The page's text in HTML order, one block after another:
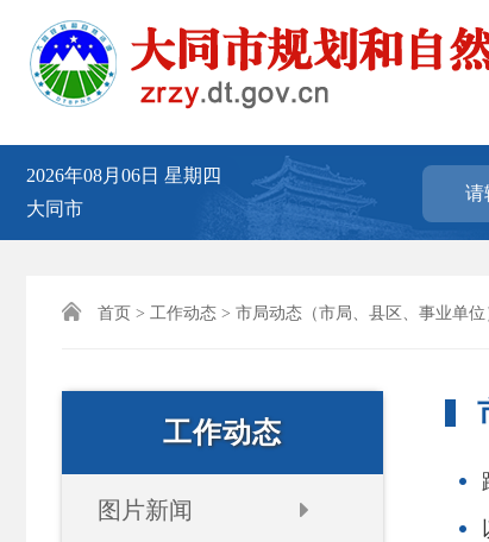
2026年08月06日 星期四
大同市
 首页 > 工作动态 > 市局动态（市局、县区、事业单位
工作动态
图片新闻